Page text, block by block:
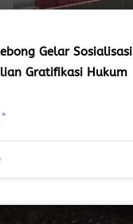
Gelar Sosialisasi
Gratifikasi Hukum